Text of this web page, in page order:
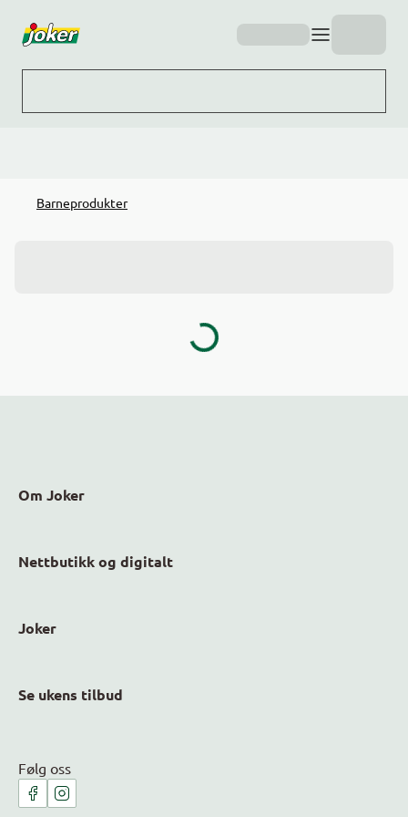
Barneprodukter
Om Joker
Nettbutikk og digitalt
Joker
Se ukens tilbud
Følg oss